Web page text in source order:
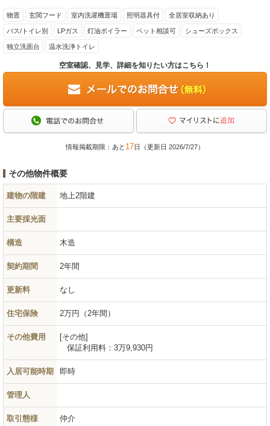
物置 玄関フード 室内洗濯機置場 照明器具付 全居室収納あり
バス/トイレ別 LPガス 灯油ボイラー ペット相談可 シューズボックス
独立洗面台 温水洗浄トイレ
空室確認、見学、詳細を知りたい方はこちら！
情報掲載期限：あと 17日（更新日 2026/7/27）
その他物件概要
建物の階建 地上2階建
主要採光面
構造 木造
契約期間 2年間
更新料 なし
住宅保険 2万円（2年間）
その他費用
その他
保証利用料： 3万9,930円
入居可能時期 即時
管理人
取引態様 仲介